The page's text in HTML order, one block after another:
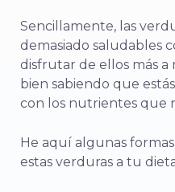
Sencillamente, las
demasiado saludables
disfrutar de ellos más
bien sabiendo que
con los nutrientes que
He aquí algunas
estas verduras a tu